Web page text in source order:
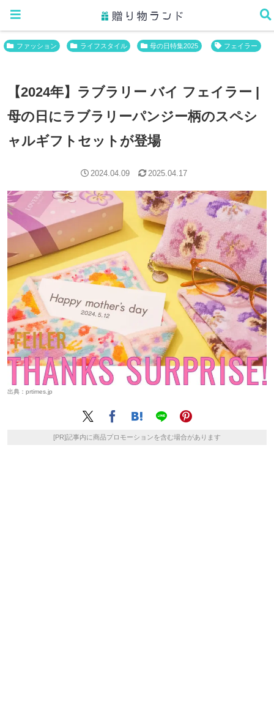
ホーム ファッション
ファッション ライフスタイル 母の日特集2025 フェイラー
【2024年】ラブラリー バイ フェイラー |
母の日にラブラリーパンジー柄のスペシ
ャルギフトセットが登場
[PR]記事内に商品プロモーションを含む場合があります
出典： prtimes.jp
2024.04.09 2025.04.17